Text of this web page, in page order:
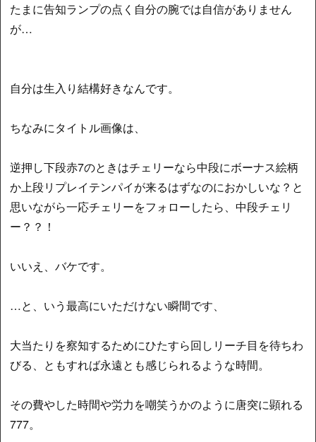
たまに告知ランプの点く自分の腕では自信がありません
が…
自分は生入り結構好きなんです。
ちなみにタイトル画像は、
逆押し下段赤7のときはチェリーなら中段にボーナス絵柄
か上段リプレイテンパイが来るはずなのにおかしいな？と
思いながら一応チェリーをフォローしたら、中段チェリ
ー？？！
いいえ、バケです。
…と、いう最高にいただけない瞬間です、
大当たりを察知するためにひたすら回しリーチ目を待ちわ
びる、ともすれば永遠とも感じられるような時間。
その費やした時間や労力を嘲笑うかのように唐突に顕れる
777。